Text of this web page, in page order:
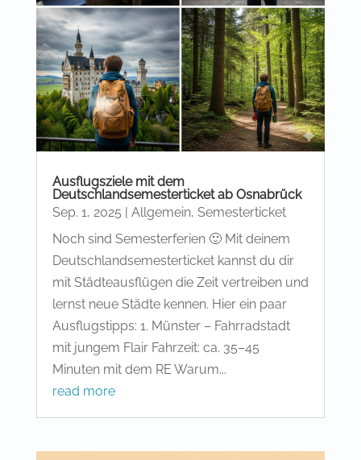
Ausflugsziele mit dem
Deutschlandsemesterticket ab Osnabrück
Sep. 1, 2025 | Allgemein, Semesterticket
Noch sind Semesterferien 🙂 Mit deinem
Deutschlandsemesterticket kannst du dir
mit Städteausflügen die Zeit vertreiben und
lernst neue Städte kennen. Hier ein paar
Ausflugstipps: 1. Münster – Fahrradstadt
mit jungem Flair Fahrzeit: ca. 35–45
Minuten mit dem RE Warum...
read more